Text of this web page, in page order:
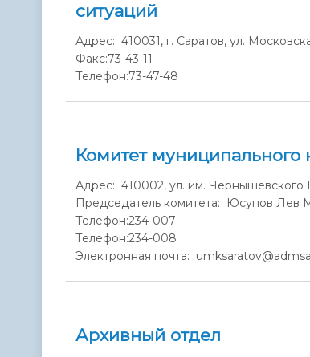
ситуаций
Адрес: 410031, г. Саратов, ул.
Факс:73-43-11
Телефон:73-47-48
Комитет муниципального
Адрес: 410002, ул. им. Чернышевского
Председатель комитета: Юсупов Лев
Телефон:234-007
Телефон:234-008
Электронная почта:
Архивный отдел